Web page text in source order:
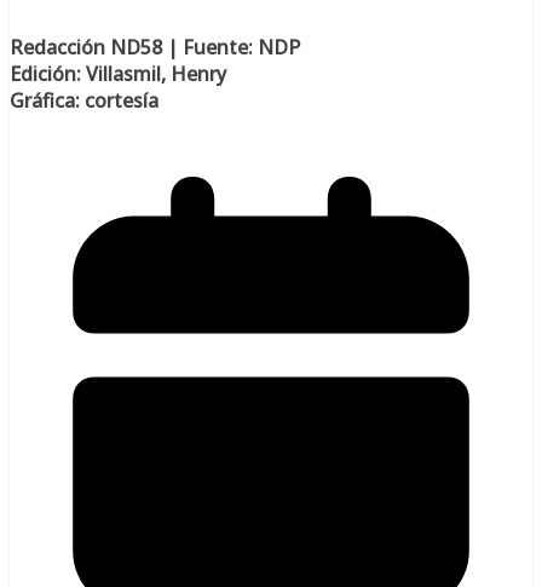
Redacción ND58 | Fuente: NDP
Edición: Villasmil, Henry
Gráfica: cortesía